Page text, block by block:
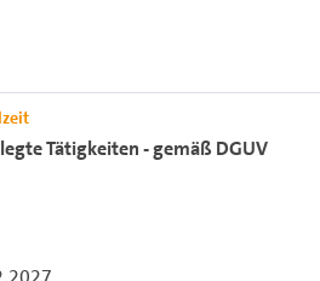
Tätigkeiten - gemäß DGUV